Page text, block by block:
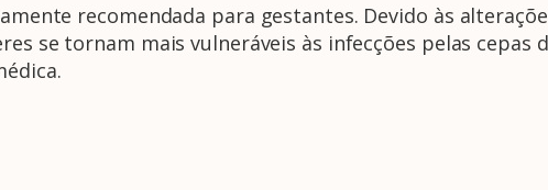
recomendada para gestantes. Devido às
se tornam mais vulneráveis às infecções pelas cepas